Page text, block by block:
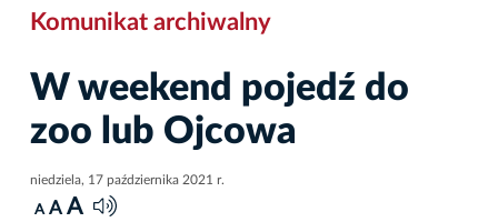
Komunikat archiwalny
W weekend pojedź do
zoo lub Ojcowa
niedziela, 17 października 2021 r.
A A A